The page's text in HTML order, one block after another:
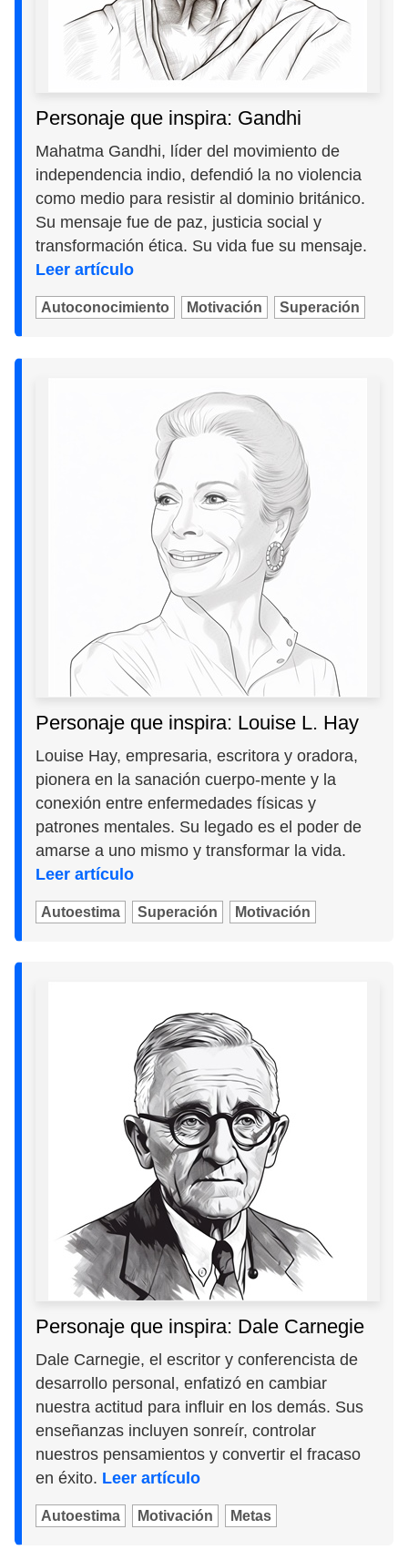
Personaje que inspira: Gandhi
Mahatma Gandhi, líder del movimiento de
independencia indio, defendió la no violencia
como medio para resistir al dominio británico.
Su mensaje fue de paz, justicia social y
transformación ética. Su vida fue su mensaje.
Leer artículo
Autoconocimiento Motivación Superación
Personaje que inspira: Louise L. Hay
Louise Hay, empresaria, escritora y oradora,
pionera en la sanación cuerpo-mente y la
conexión entre enfermedades físicas y
patrones mentales. Su legado es el poder de
amarse a uno mismo y transformar la vida.
Leer artículo
Autoestima Superación Motivación
Personaje que inspira: Dale Carnegie
Dale Carnegie, el escritor y conferencista de
desarrollo personal, enfatizó en cambiar
nuestra actitud para influir en los demás. Sus
enseñanzas incluyen sonreír, controlar
nuestros pensamientos y convertir el fracaso
en éxito. Leer artículo
Autoestima Motivación Metas